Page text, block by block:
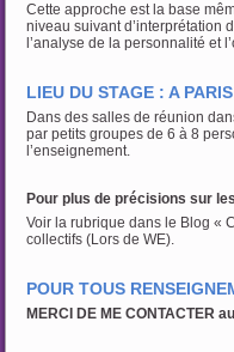
Cette approche est la base
niveau suivant d’interprétation
l’analyse de la personnalité et
LIEU DU STAGE : A PARIS
Dans des salles de réunion
par petits groupes de 6 à 8
l’enseignement.
Pour plus de précisions sur
Voir la rubrique dans le Blog «
collectifs (Lors de WE).
POUR TOUS
MERCI DE ME CONTACTER